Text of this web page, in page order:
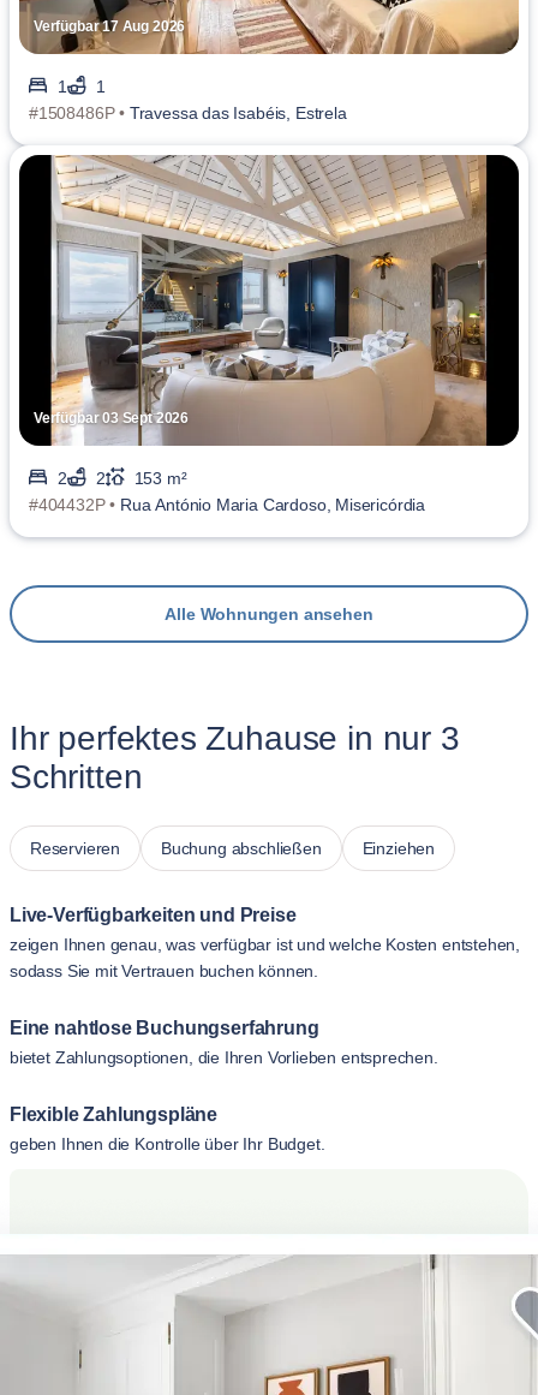
Verfügbar 17 Aug 2026
1
1
#1508486P • Travessa das Isabéis, Estrela
Verfügbar 03 Sept 2026
2 2
153 m²
#404432P • Rua António Maria Cardoso, Misericórdia
Alle Wohnungen ansehen
Ihr perfektes Zuhause in nur 3
Schritten
Reservieren Buchung abschließen Einziehen
Live-Verfügbarkeiten und Preise
zeigen Ihnen genau, was verfügbar ist und welche Kosten entstehen,
sodass Sie mit Vertrauen buchen können.
Eine nahtlose Buchungserfahrung
bietet Zahlungsoptionen, die Ihren Vorlieben entsprechen.
Flexible Zahlungspläne
geben Ihnen die Kontrolle über Ihr Budget.